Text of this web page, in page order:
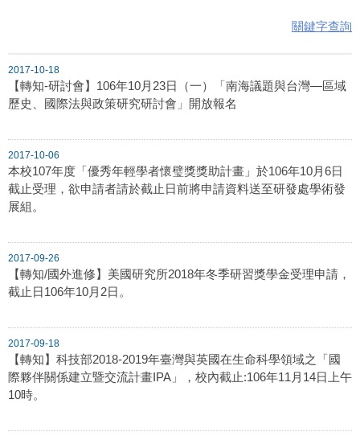
關鍵字查詢
2017-10-18
【轉知-研討會】106年10月23日（一）「南海議題與台灣—區域
歷史、國際法與政策研究研討會」開放報名
2017-10-06
本校107年度「優秀年輕學者懷璧獎獎助計畫」於106年10月6日
截止受理，欲申請者請於截止日前將申請資料送至研發處學術發
展組。
2017-09-26
【轉知/國外進修】美國研究所2018年冬季研習獎學金受理申請，
截止日106年10月2日。
2017-09-18
【轉知】科技部2018-2019年臺灣與英國在生命科學領域之「國
際夥伴關係建立暨交流計畫IPA」，校內截止:106年11月14日上午
10時。